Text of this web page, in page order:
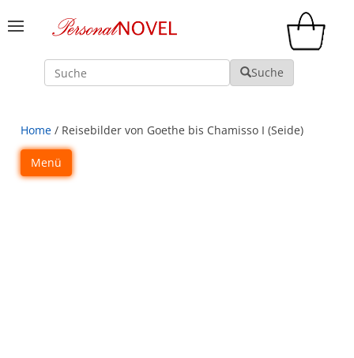
Suche Suche
Home / Reisebilder von Goethe bis Chamisso I (Seide)
Menü